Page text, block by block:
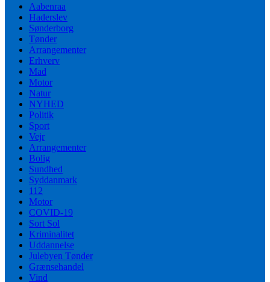
Aabenraa
Haderslev
Sønderborg
Tønder
Arrangementer
Erhverv
Mad
Motor
Natur
NYHED
Politik
Sport
Vejr
Arrangementer
Bolig
Sundhed
Syddanmark
112
Motor
COVID-19
Sort Sol
Kriminalitet
Uddannelse
Julebyen Tønder
Grænsehandel
Vind